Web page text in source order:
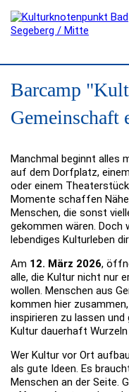
Barcamp
Gemeinschaft
Manchmal beginnt alles
auf dem Dorfplatz,
oder einem
Momente schaffen
Menschen, die sonst
gekommen wären. Doch
lebendiges Kulturleben
Am 12. März 2026,
alle, die Kultur nicht nur
wollen. Menschen aus
kommen hier
inspirieren zu lassen
Kultur dauerhaft
Wer Kultur vor Ort
als gute Ideen. Es
Menschen an der Seite.